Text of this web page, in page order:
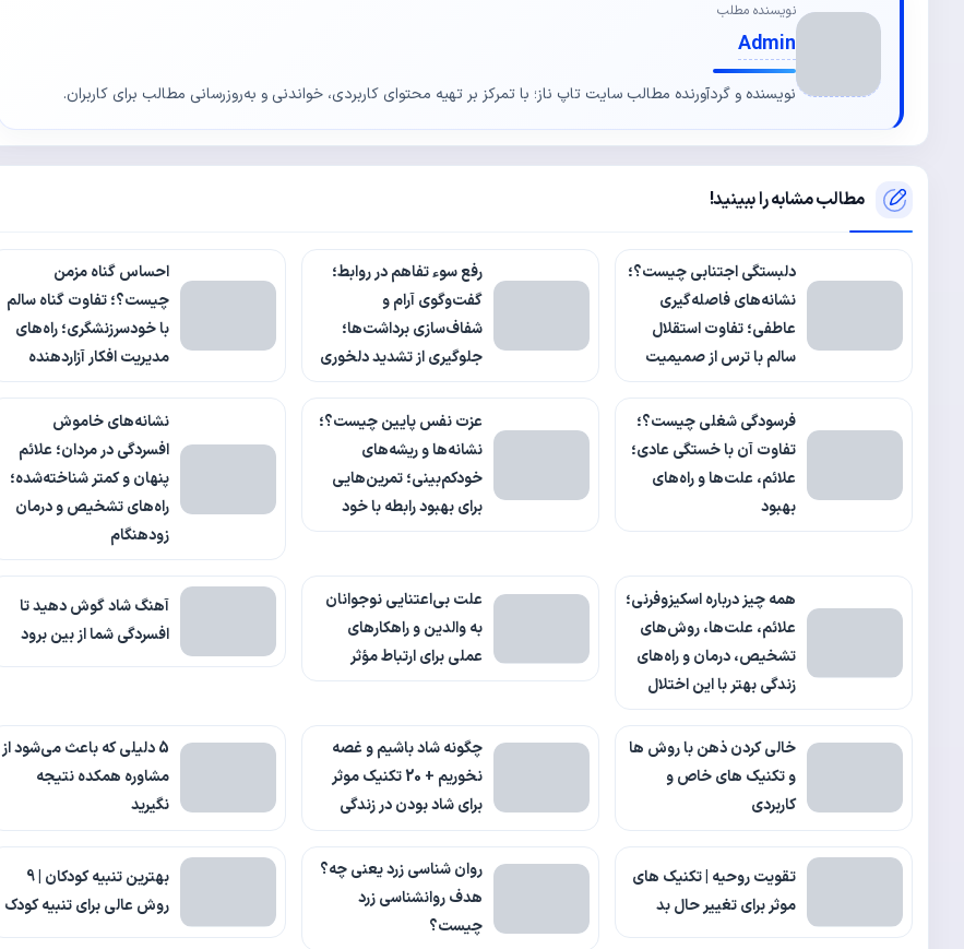
نویسنده مطلب
Admin
نویسنده و گردآورنده مطالب سایت تاپ ناز؛ با تمرکز بر تهیه محتوای کاربردی، خواندنی و به‌روزرسانی مطالب برای کاربران.
مطالب مشابه را ببینید!
دلبستگی اجتنابی چیست؟؛
نشانه‌های فاصله‌گیری
عاطفی؛ تفاوت استقلال
سالم با ترس از صمیمیت
رفع سوء تفاهم در روابط؛
گفت‌وگوی آرام و
شفاف‌سازی برداشت‌ها؛
جلوگیری از تشدید دلخوری
احساس گناه مزمن
چیست؟؛ تفاوت گناه سالم
با خودسرزنشگری؛ راه‌های
مدیریت افکار آزاردهنده
فرسودگی شغلی چیست؟؛
تفاوت آن با خستگی عادی؛
علائم، علت‌ها و راه‌های
بهبود
عزت نفس پایین چیست؟؛
نشانه‌ها و ریشه‌های
خودکم‌بینی؛ تمرین‌هایی
برای بهبود رابطه با خود
نشانه‌های خاموش
افسردگی در مردان؛ علائم
پنهان و کمتر شناخته‌شده؛
راه‌های تشخیص و درمان
زودهنگام
همه چیز درباره اسکیزوفرنی؛
علائم، علت‌ها، روش‌های
تشخیص، درمان و راه‌های
زندگی بهتر با این اختلال
علت بی‌اعتنایی نوجوانان
به والدین و راهکارهای
عملی برای ارتباط مؤثر
آهنگ شاد گوش دهید تا
افسردگی شما از بین برود
خالی کردن ذهن با روش ها
و تکنیک های خاص و
کاربردی
چگونه شاد باشیم و غصه
نخوریم + 20 تکنیک موثر
برای شاد بودن در زندگی
5 دلیلی که باعث می‌شود از
مشاوره همکده نتیجه
نگیرید
تقویت روحیه | تکنیک های
موثر برای تغییر حال بد
روان شناسی زرد یعنی چه؟
هدف روانشناسی زرد
چیست؟
بهترین تنبیه کودکان | 9
روش عالی برای تنبیه کودک